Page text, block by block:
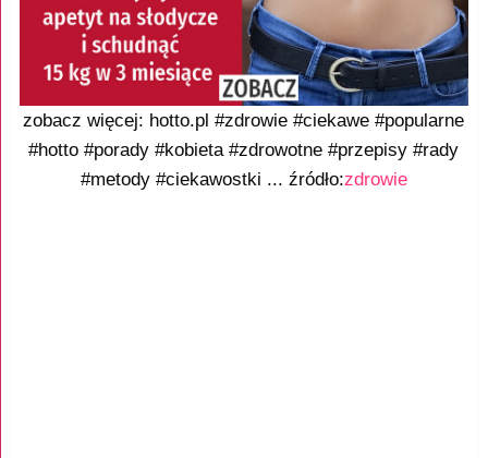
zobacz więcej: hotto.pl #zdrowie #ciekawe #popularne
#hotto #porady #kobieta #zdrowotne #przepisy #rady
#metody #ciekawostki ... źródło:zdrowie